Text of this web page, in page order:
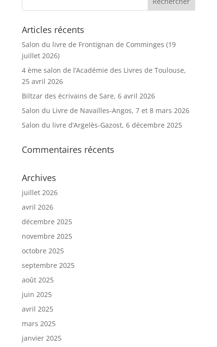
Articles récents
Salon du livre de Frontignan de Comminges (19
juillet 2026)
4 ème salon de l’Académie des Livres de Toulouse,
25 avril 2026
Biltzar des écrivains de Sare, 6 avril 2026
Salon du Livre de Navailles-Angos, 7 et 8 mars 2026
Salon du livre d’Argelès-Gazost, 6 décembre 2025
Commentaires récents
Archives
juillet 2026
avril 2026
décembre 2025
novembre 2025
octobre 2025
septembre 2025
août 2025
juin 2025
avril 2025
mars 2025
janvier 2025